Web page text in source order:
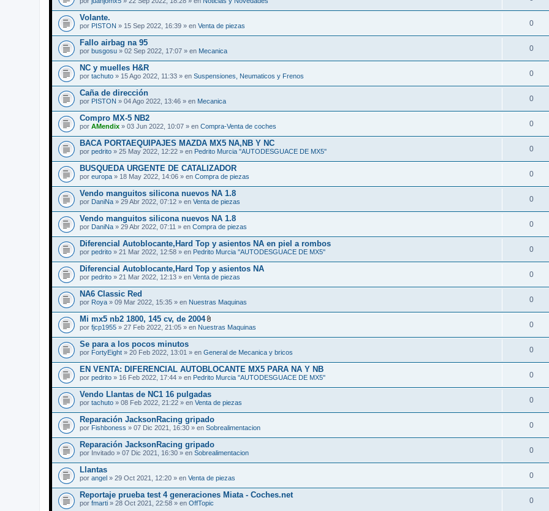
n
t
(
)
Volante.
por PISTON » 15 Sep 2022, 16:39 » en Venta de piezas 0
Fallo airbag na 95
por busgosu » 02 Sep 2022, 17:07 » en Mecanica 0
NC y muelles H&R
por tachuto » 15 Ago 2022, 11:33 » en Suspensiones, Neumaticos y Frenos 0
Caña de dirección
por PISTON » 04 Ago 2022, 13:46 » en Mecanica 0
Compro MX-5 NB2
por AMendix » 03 Jun 2022, 10:07 » en Compra-Venta de coches 0
BACA PORTAEQUIPAJES MAZDA MX5 NA,NB Y NC
por pedrito » 25 May 2022, 12:22 » en Pedrito Murcia ''AUTODESGUACE DE MX5'' 0
BUSQUEDA URGENTE DE CATALIZADOR
por europa » 18 May 2022, 14:06 » en Compra de piezas 0
Vendo manguitos silicona nuevos NA 1.8
por DaniNa » 29 Abr 2022, 07:12 » en Venta de piezas 0
Vendo manguitos silicona nuevos NA 1.8
por DaniNa » 29 Abr 2022, 07:11 » en Compra de piezas 0
Diferencial Autoblocante,Hard Top y asientos NA en piel a rombos
por pedrito » 21 Mar 2022, 12:58 » en Pedrito Murcia ''AUTODESGUACE DE MX5'' 0
Diferencial Autoblocante,Hard Top y asientos NA
por pedrito » 21 Mar 2022, 12:13 » en Venta de piezas 0
NA6 Classic Red
por Roya » 09 Mar 2022, 15:35 » en Nuestras Maquinas 0
Mi mx5 nb2 1800, 145 cv, de 2004
A
j
n
t
o
(
por fjcp1955 » 27 Feb 2022, 21:05 » en Nuestras Maquinas 0
Se para a los pocos minutos
por FortyEight » 20 Feb 2022, 13:01 » en General de Mecanica y bricos 0
EN VENTA: DIFERENCIAL AUTOBLOCANTE MX5 PARA NA Y NB
por pedrito » 16 Feb 2022, 17:44 » en Pedrito Murcia ''AUTODESGUACE DE MX5'' 0
Vendo Llantas de NC1 16 pulgadas
por tachuto » 08 Feb 2022, 21:22 » en Venta de piezas 0
Reparación JacksonRacing gripado
por Fishboness » 07 Dic 2021, 16:30 » en Sobrealimentacion 0
Reparación JacksonRacing gripado
por Invitado » 07 Dic 2021, 16:30 » en Sobrealimentacion 0
Llantas
por angel » 29 Oct 2021, 12:20 » en Venta de piezas 0
Reportaje prueba test 4 generaciones Miata - Coches.net
por fmarti » 28 Oct 2021, 22:58 » en OffTopic 0